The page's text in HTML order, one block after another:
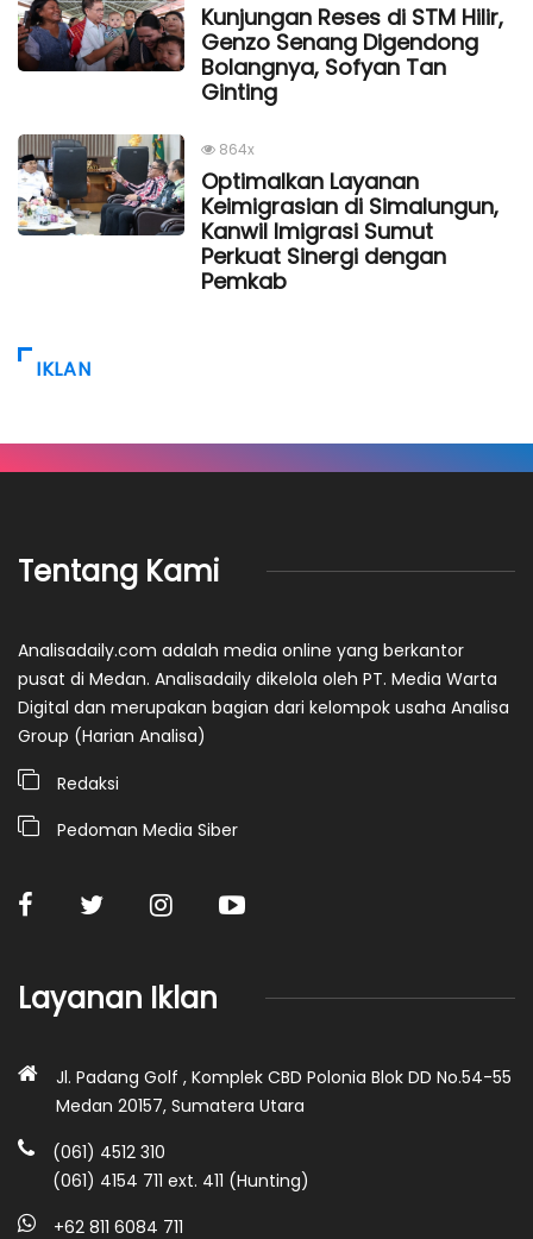
Kunjungan Reses di STM Hilir,
Genzo Senang Digendong
Bolangnya, Sofyan Tan
Ginting
864x
Optimalkan Layanan
Keimigrasian di Simalungun,
Kanwil Imigrasi Sumut
Perkuat Sinergi dengan
Pemkab
IKLAN
Tentang Kami
Analisadaily.com adalah media online yang berkantor
pusat di Medan. Analisadaily dikelola oleh PT. Media Warta
Digital dan merupakan bagian dari kelompok usaha Analisa
Group (Harian Analisa)
Redaksi
Pedoman Media Siber
Layanan Iklan
Jl. Padang Golf , Komplek CBD Polonia Blok DD No.54-55
Medan 20157, Sumatera Utara
(061) 4512 310
(061) 4154 711 ext. 411 (Hunting)
+62 811 6084 711